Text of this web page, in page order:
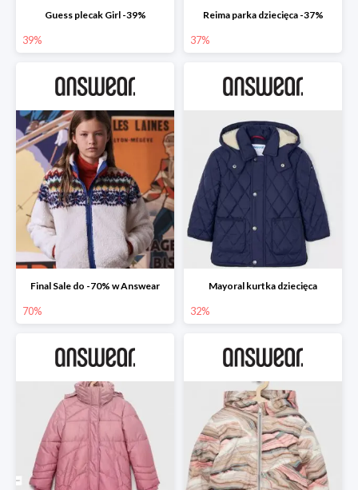
Guess plecak Girl -39%
39%
Reima parka dziecięca -37%
37%
Final Sale do -70% w Answear
70%
Mayoral kurtka dziecięca
32%